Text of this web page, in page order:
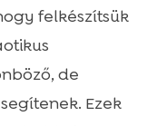
felkészítsük
de
Ezek